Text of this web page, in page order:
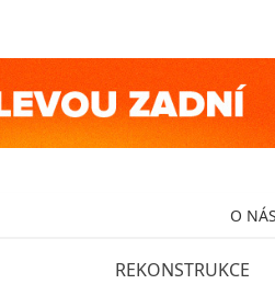
O NÁS
REKONSTRUKCE